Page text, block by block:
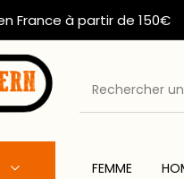
France à partir de 150€
FEMME